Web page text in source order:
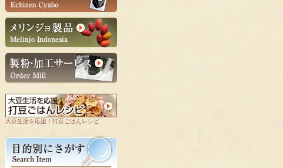
大豆生活を応援！打豆ごはんレシピ